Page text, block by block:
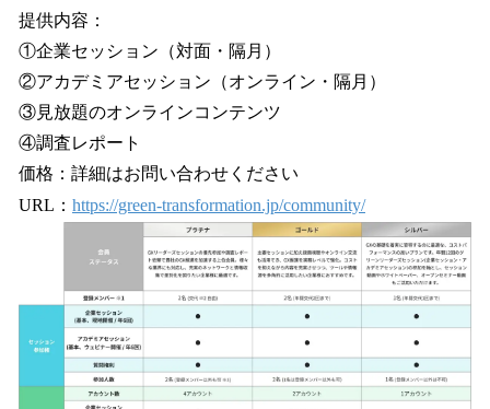
提供内容：
①企業セッション（対面・隔月）
②アカデミアセッション（オンライン・隔月）
③見放題のオンラインコンテンツ
④調査レポート
価格：詳細はお問い合わせください
URL： https://green-transformation.jp/community/